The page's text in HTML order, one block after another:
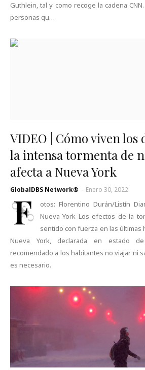
Guthlein, tal y como recoge la cadena
personas qu…
VIDEO | Cómo viven los
la intensa tormenta de
afecta a Nueva York
GlobalDBS Network® - Enero 30, 2022
F
otos: Florentino Durán/Listín
Nueva York Los efectos de la
sentido con fuerza en las últimas
Nueva York, declarada en estado
recomendado a los habitantes no viajar ni
es necesario.